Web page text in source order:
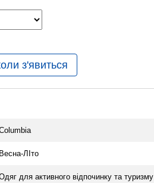
з'явиться
Весна-ЛІто
для активного вiдпочинку та туризму